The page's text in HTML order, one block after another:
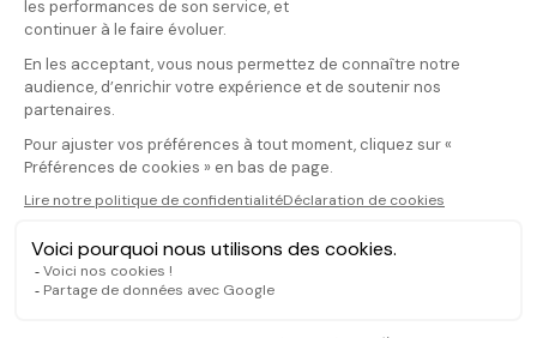
Donnez votre avis
Votre note
Votre commentaire
Il faut vous connecter pour
publier un avis
CONNEXION
La plus belle
immersive,